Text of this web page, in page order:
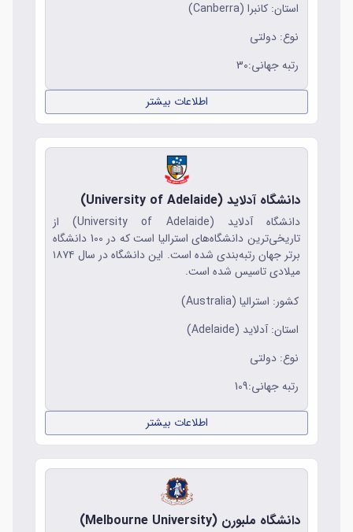
استان: کانبرا (Canberra)
نوع: دولتی
رتبه جهانی:30
اطلاعات بیشتر
دانشگاه آدلاید (University of Adelaide)
دانشگاه آدلاید (University of Adelaide) از
تاریخی‌ترین دانشگاه‌های استرالیا است که در 100 دانشگاه
برتر جهان رتبه‌بندی شده است. این دانشگاه در سال ۱۸۷۴
میلادی تاسیس شده است.
کشور: استرالیا (Australia)
استان: آدلاید (Adelaide)
نوع: دولتی
رتبه جهانی:109
اطلاعات بیشتر
دانشگاه ملبورن (Melbourne University)